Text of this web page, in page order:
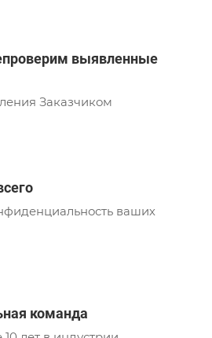
выявленные
Заказчиком
ваших
команда